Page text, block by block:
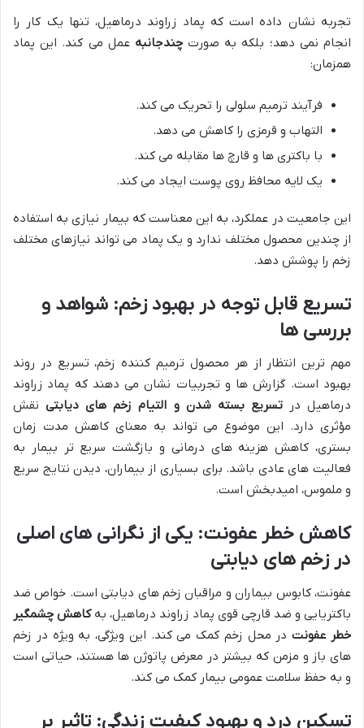
تجربه نشان داده است که پماد زراوند درماهیل، تنها یک کار را
انجام نمی دهد؛ بلکه به صورتچندجانبه عمل می کند. این پماد
همزمان:
فرآیند ترمیم سلولی را تحریک می کند.
التهاب و قرمزی را کاهش می دهد.
با باکتری ها و قارچ ها مقابله می کند.
یک لایه محافظ روی پوست ایجاد می کند.
این جامعیت در عملکرد، به این معناست که بیمار نیازی به استفاده
از چندین محصول مختلف ندارد و یک پماد می تواند نیازهای مختلف
زخم را پوشش دهد.
تسریع قابل توجه در بهبود زخم: شواهد و
بررسی ها
مهم ترین انتظار از هر محصول ترمیم کننده زخم، تسریع در روند
بهبود است. گزارش ها و تجربیات نشان می دهند که پماد زراوند
درماهیل درتسریع بسته شدن و التیام زخم های دیابتینقش
مؤثری دارد. این موضوع می تواند به معنای کاهش مدت زمان
بستری، کاهش هزینه های درمانی و بازگشت سریع تر بیمار به
فعالیت های عادی باشد. برای بسیاری از بیماران، دیدن نتایج سریع
و ملموس، امیدبخش است.
کاهش خطر عفونت: یکی از نگرانی های اصلی
در زخم های دیابتی
عفونت، کابوس بیماران و مراقبان زخم های دیابتی است. خواص ضد
باکتریایی و ضد قارچی قوی پماد زراوند درماهیل، بهکاهش چشمگیر
خطر عفونتدر محل زخم کمک می کند. این ویژگی، به ویژه در زخم
های باز و مزمن که بیشتر در معرض پاتوژن ها هستند، حیاتی است
و به حفظ سلامت عمومی بیمار کمک می کند.
تسکین درد و بهبود کیفیت زندگی: تاثیر بر